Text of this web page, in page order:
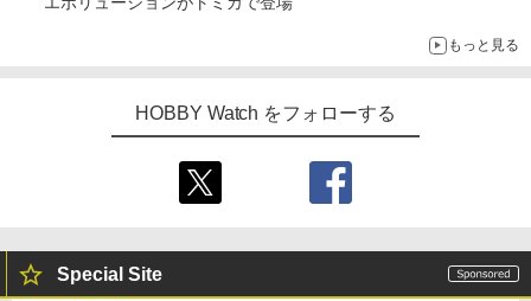
もっと見る
HOBBY Watch をフォローする
Special Site